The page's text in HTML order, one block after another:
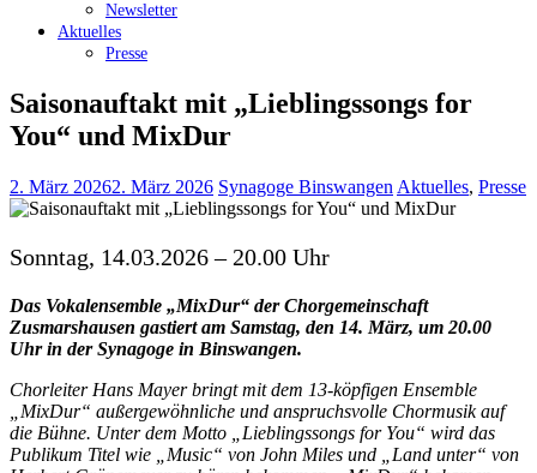
Newsletter
Aktuelles
Presse
Saisonauftakt mit „Lieblingssongs for
You“ und MixDur
2. März 20262. März 2026 Synagoge Binswangen Aktuelles, Presse
Sonntag, 14.03.2026 – 20.00 Uhr
Das Vokalensemble „MixDur“ der Chorgemeinschaft
Zusmarshausen gastiert am Samstag, den 14. März, um 20.00
Uhr in der Synagoge in Binswangen.
Chorleiter Hans Mayer bringt mit dem 13-köpfigen Ensemble
„MixDur“ außergewöhnliche und anspruchsvolle Chormusik auf
die Bühne. Unter dem Motto „Lieblingssongs for You“ wird das
Publikum Titel wie „Music“ von John Miles und „Land unter“ von